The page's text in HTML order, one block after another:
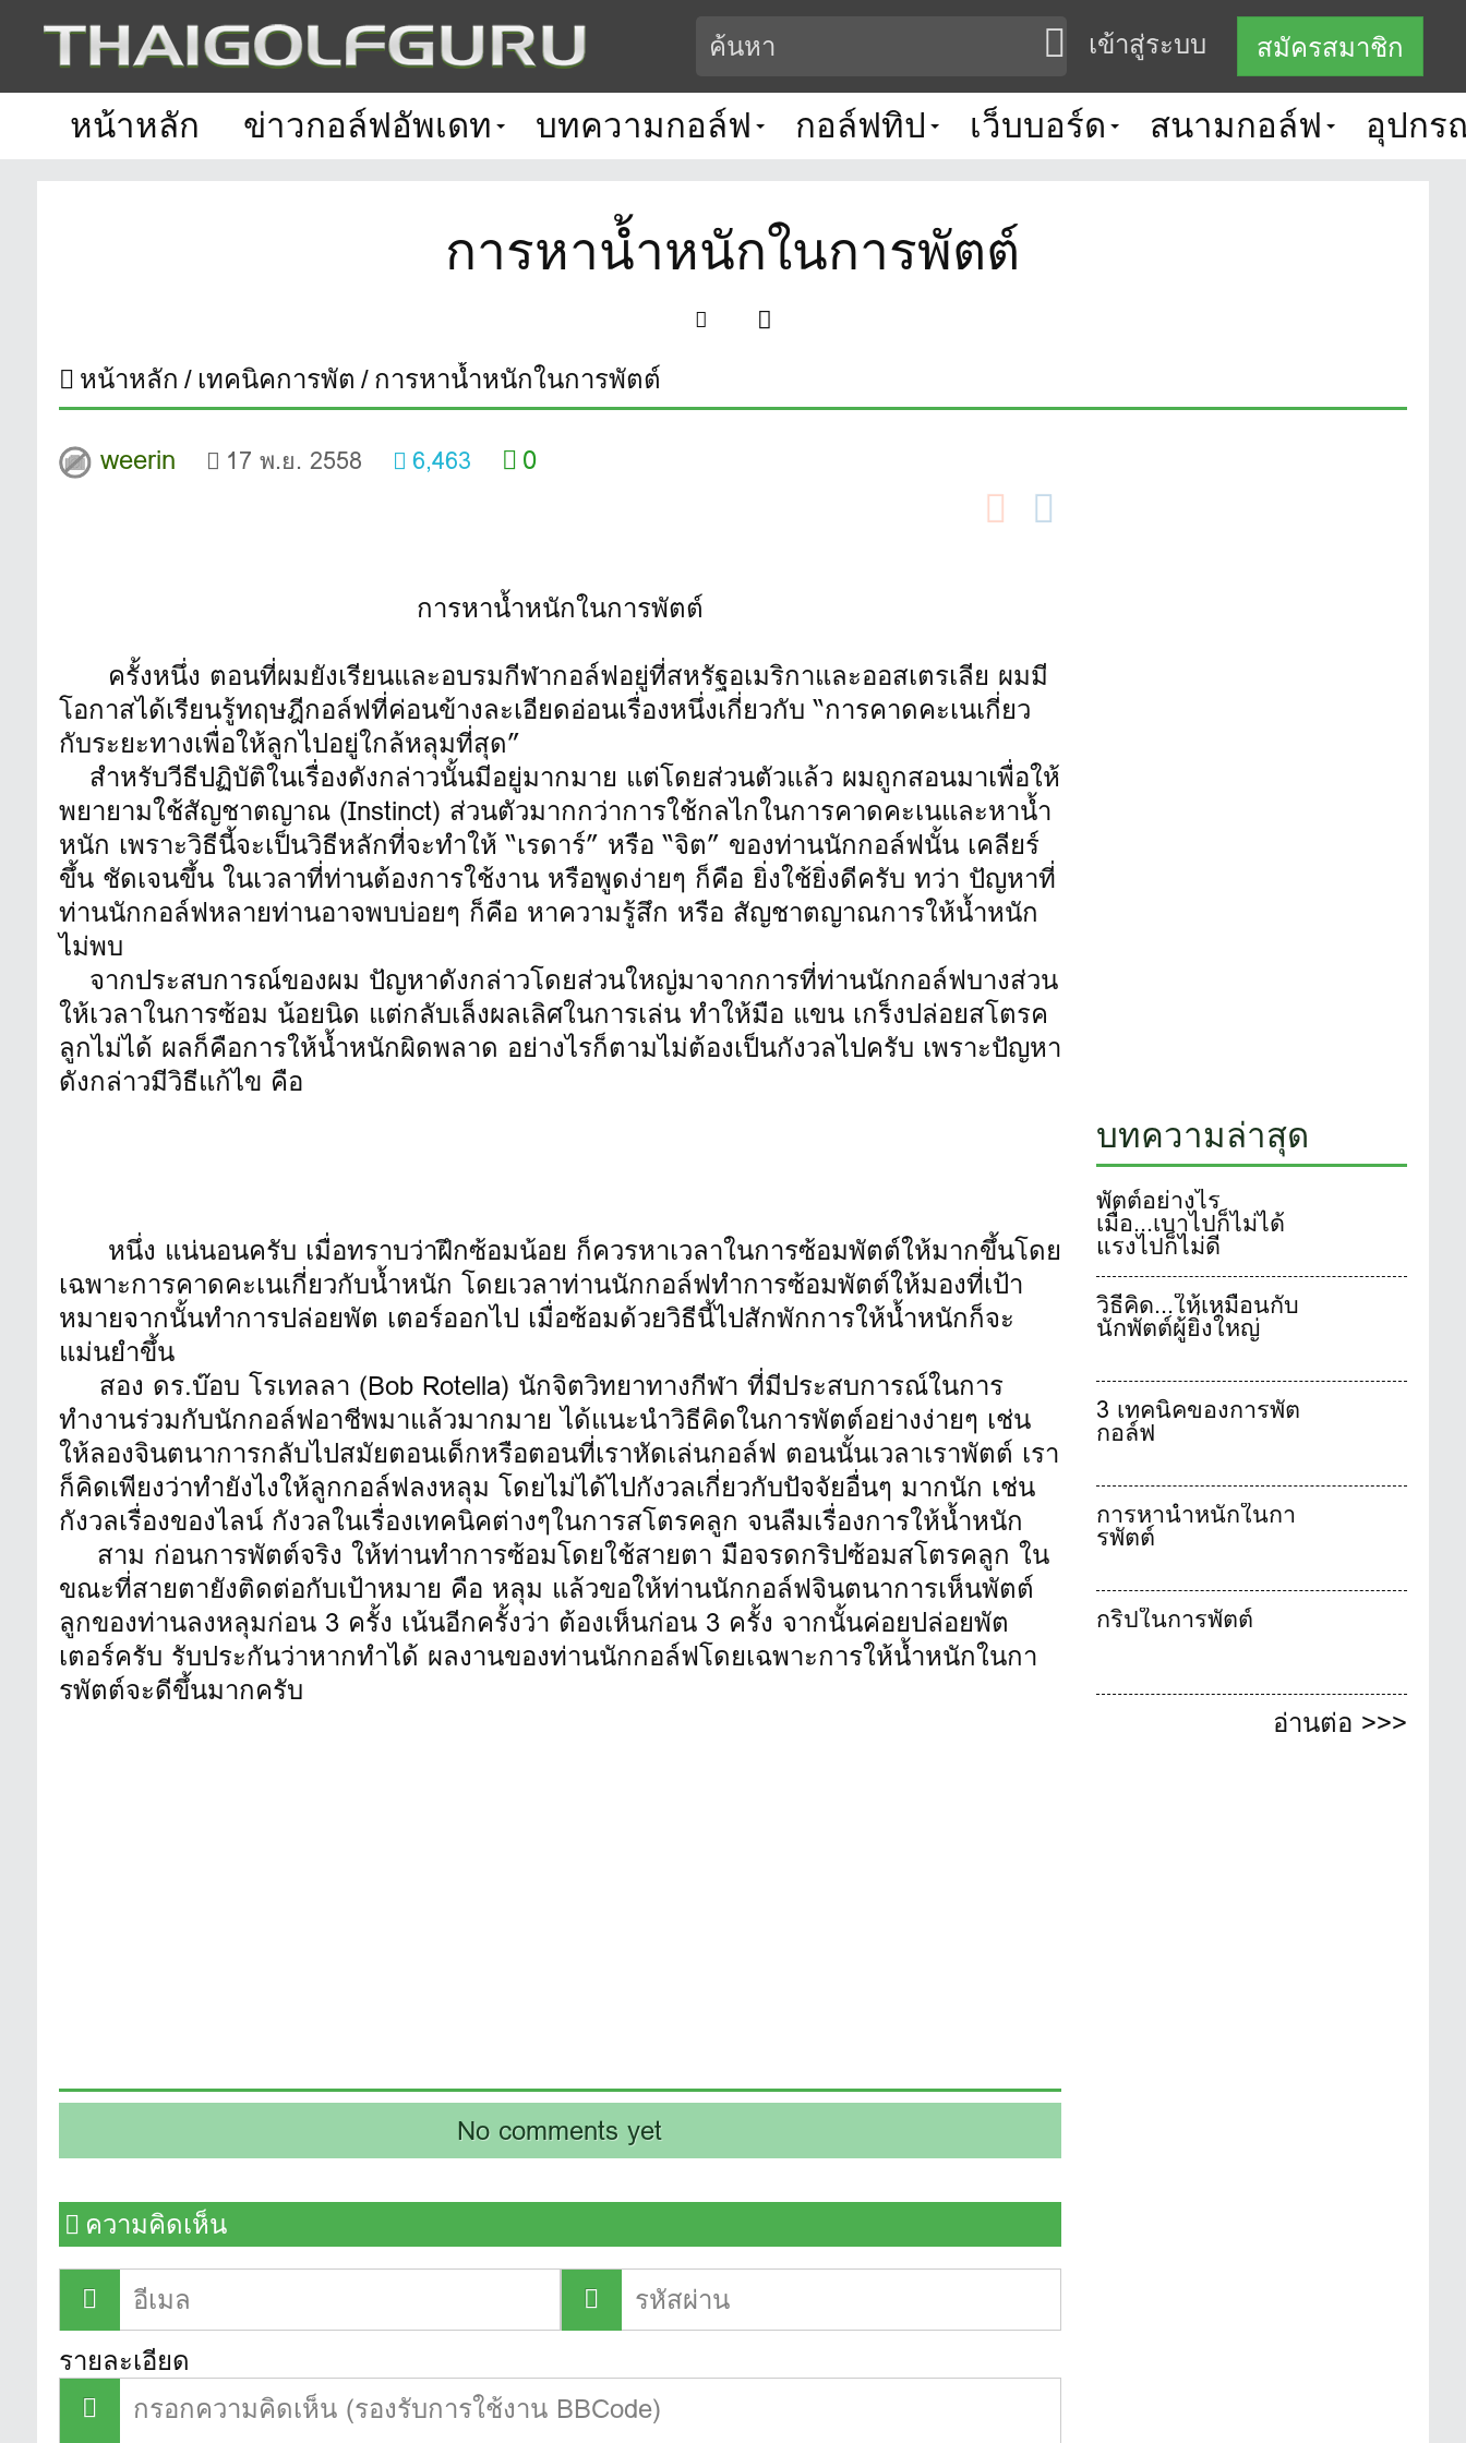
เข้าสู่ระบบ สมัครสมาชิก
หน้าหลัก ข่าวกอล์ฟอัพเดท บทความกอล์ฟ กอล์ฟทิป เว็บบอร์ด สนามกอล์ฟ อุปก
การหาน้ำหนักในการพัตต์
หน้าหลัก เทคนิคการพัต การหาน้ำหนักในการพัตต์
weerin
17 พ.ย. 2558 6,463 0
การหาน้ำหนักในการพัตต์
ครั้งหนึ่ง ตอนที่ผมยังเรียนและอบรมกีฬากอล์ฟอยู่ที่สหรัฐอเมริกาและออสเตรเลีย ผมมี
โอกาสได้เรียนรู้ทฤษฎีกอล์ฟที่ค่อนข้างละเอียดอ่อนเรื่องหนึ่งเกี่ยวกับ “การคาดคะเนเกี่ยว
กับระยะทางเพื่อให้ลูกไปอยู่ใกล้หลุมที่สุด”
สำหรับวีธีปฏิบัติในเรื่องดังกล่าวนั้นมีอยู่มากมาย แต่โดยส่วนตัวแล้ว ผมถูกสอนมาเพื่อให้
พยายามใช้สัญชาตญาณ (Instinct) ส่วนตัวมากกว่าการใช้กลไกในการคาดคะเนและหาน้ำ
หนัก เพราะวิธีนี้จะเป็นวิธีหลักที่จะทำให้ “เรดาร์” หรือ “จิต” ของท่านนักกอล์ฟนั้น เคลียร์
ขึ้น ชัดเจนขึ้น ในเวลาที่ท่านต้องการใช้งาน หรือพูดง่ายๆ ก็คือ ยิ่งใช้ยิ่งดีครับ ทว่า ปัญหาที่
ท่านนักกอล์ฟหลายท่านอาจพบบ่อยๆ ก็คือ หาความรู้สึก หรือ สัญชาตญาณการให้น้ำหนัก
ไม่พบ
จากประสบการณ์ของผม ปัญหาดังกล่าวโดยส่วนใหญ่มาจากการที่ท่านนักกอล์ฟบางส่วน
ให้เวลาในการซ้อม น้อยนิด แต่กลับเล็งผลเลิศในการเล่น ทำให้มือ แขน เกร็งปล่อยสโตรค
ลูกไม่ได้ ผลก็คือการให้น้ำหนักผิดพลาด อย่างไรก็ตามไม่ต้องเป็นกังวลไปครับ เพราะปัญหา
ดังกล่าวมีวิธีแก้ไข คือ
หนึ่ง แน่นอนครับ เมื่อทราบว่าฝึกซ้อมน้อย ก็ควรหาเวลาในการซ้อมพัตต์ให้มากขึ้นโดย
เฉพาะการคาดคะเนเกี่ยวกับน้ำหนัก โดยเวลาท่านนักกอล์ฟทำการซ้อมพัตต์ให้มองที่เป้า
หมายจากนั้นทำการปล่อยพัต เตอร์ออกไป เมื่อซ้อมด้วยวิธีนี้ไปสักพักการให้น้ำหนักก็จะ
แม่นยำขึ้น
สอง ดร.บ๊อบ โรเทลลา (Bob Rotella) นักจิตวิทยาทางกีฬา ที่มีประสบการณ์ในการ
ทำงานร่วมกับนักกอล์ฟอาชีพมาแล้วมากมาย ได้แนะนำวิธีคิดในการพัตต์อย่างง่ายๆ เช่น
ให้ลองจินตนาการกลับไปสมัยตอนเด็กหรือตอนที่เราหัดเล่นกอล์ฟ ตอนนั้นเวลาเราพัตต์ เรา
ก็คิดเพียงว่าทำยังไงให้ลูกกอล์ฟลงหลุม โดยไม่ได้ไปกังวลเกี่ยวกับปัจจัยอื่นๆ มากนัก เช่น
กังวลเรื่องของไลน์ กังวลในเรื่องเทคนิคต่างๆในการสโตรคลูก จนลืมเรื่องการให้น้ำหนัก
สาม ก่อนการพัตต์จริง ให้ท่านทำการซ้อมโดยใช้สายตา มือจรดกริปซ้อมสโตรคลูก ใน
ขณะที่สายตายังติดต่อกับเป้าหมาย คือ หลุม แล้วขอให้ท่านนักกอล์ฟจินตนาการเห็นพัตต์
ลูกของท่านลงหลุมก่อน 3 ครั้ง เน้นอีกครั้งว่า ต้องเห็นก่อน 3 ครั้ง จากนั้นค่อยปล่อยพัต
เตอร์ครับ รับประกันว่าหากทำได้ ผลงานของท่านนักกอล์ฟโดยเฉพาะการให้น้ำหนักในกา
รพัตต์จะดีขึ้นมากครับ
No comments yet
ความคิดเห็น
รายละเอียด
บทความล่าสุด
พัตต์อย่างไร
เมื่อ...เบาไปก็ไม่ได้
แรงไปก็ไม่ดี
วิธีคิด...ให้เหมือนกับ
นักพัตต์ผู้ยิ่งใหญ่
3 เทคนิคของการพัต
กอล์ฟ
การหาน้ำหนักในกา
รพัตต์
กริปในการพัตต์
อ่านต่อ >>>